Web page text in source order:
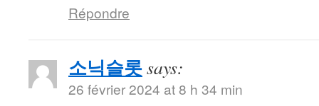
Répondre
소닉슬롯says:
26 février 2024 at 8 h 34 min